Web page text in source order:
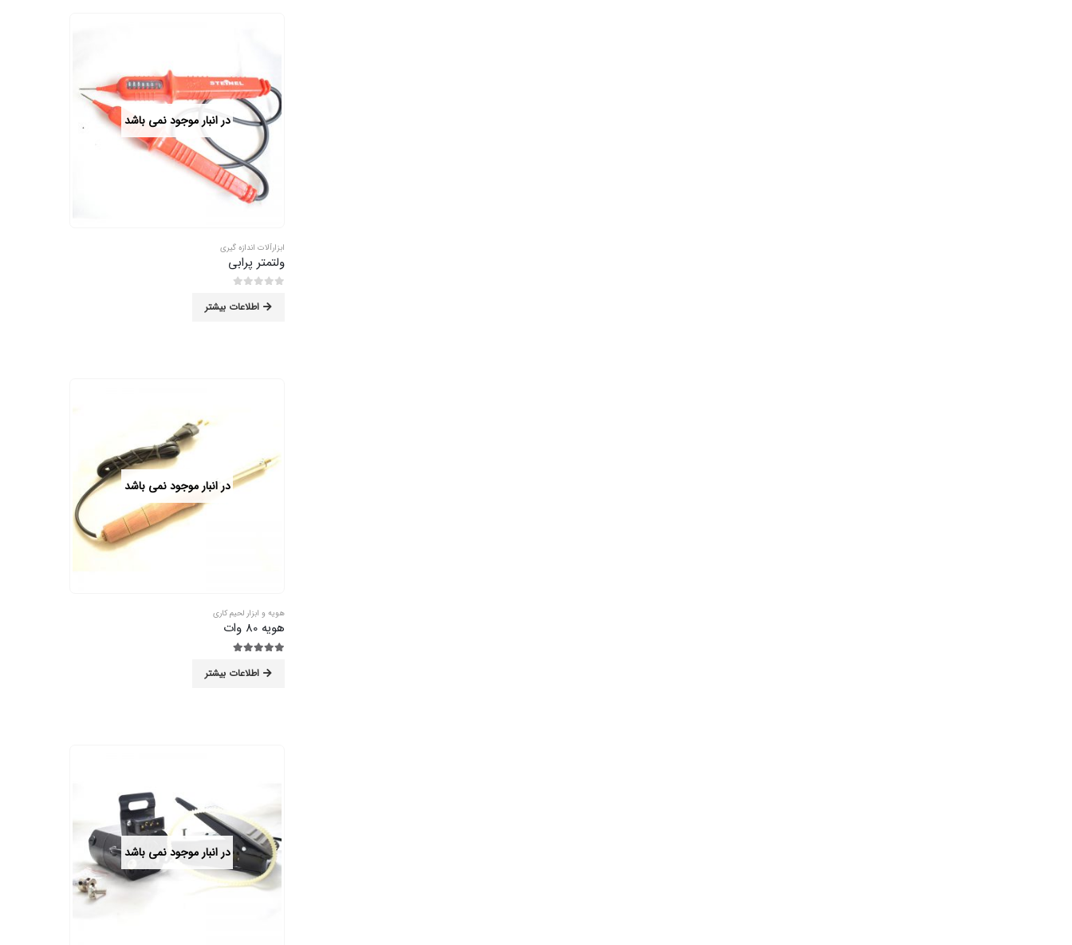
در انبار موجود نمی باشد
ابزارآلات اندازه گیری
ولتمتر پرابی
اطلاعات بیشتر
در انبار موجود نمی باشد
هویه و ابزار لحیم کاری
هویه 80 وات
اطلاعات بیشتر
در انبار موجود نمی باشد